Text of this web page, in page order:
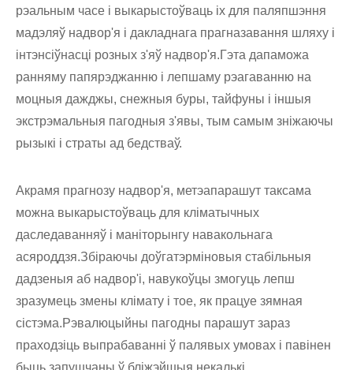
рэальным часе і выкарыстоўваць іх для паляпшэння
мадэляў надвор'я і дакладнага прагназавання шляху і
інтэнсіўнасці розных з'яў надвор'я.Гэта дапаможа
ранняму папярэджанню і лепшаму рэагаванню на
моцныя дажджы, снежныя буры, тайфуны і іншыя
экстрэмальныя пагодныя з'явы, тым самым зніжаючы
рызыкі і страты ад бедстваў.
Акрамя прагнозу надвор'я, метэапарашут таксама
можна выкарыстоўваць для кліматычных
даследаванняў і маніторынгу навакольнага
асяроддзя.Збіраючы доўгатэрміновыя стабільныя
дадзеныя аб надвор'і, навукоўцы змогуць лепш
зразумець змены клімату і тое, як працуе зямная
сістэма.Рэвалюцыйны пагодны парашут зараз
праходзіць выпрабаванні ў палявых умовах і павінен
быць запушчаны ў бліжэйшыя некалькі